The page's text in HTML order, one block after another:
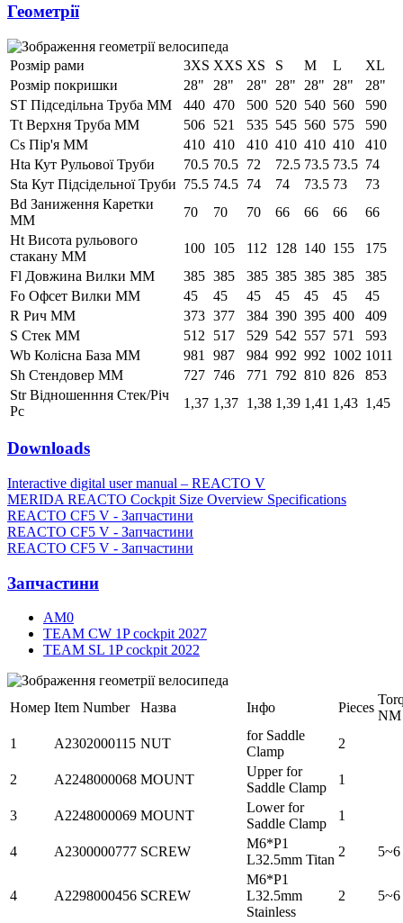
Геометрії
Розмір рами 3XS XXS XS S M L
XL
Розмір покришки
28" 28" 28" 28" 28" 28"
28"
ST Підседільна Труба ММ
440 470 500 520 540 560
590
Tt Верхня Труба ММ
506 521 535 545 560 575
590
Cs Пір'я ММ
410 410 410 410 410 410
410
Hta Кут Рульової Труби
70.5 70.5 72 72.5 73.5 73.5 74
Sta Кут Підсідельної Труби 75.5 74.5 74 74 73.5 73
73
Bd Заниження Каретки
ММ
70 70 70 66 66 66
66
Ht Висота рульового
стакану ММ
100 105 112 128 140 155
175
Fl Довжина Вилки ММ
385 385 385 385 385 385
385
Fo Офсет Вилки ММ
45 45 45 45 45 45
45
R Рич ММ
373 377 384 390 395 400
409
S Стек ММ
512 517 529 542 557 571
593
Wb Колісна База ММ
981 987 984 992 992 1002 1011
Sh Стендовер ММ
727 746 771 792 810 826
853
Str Відношенння Стек/Річ
Pc
1,37 1,37 1,38 1,39 1,41 1,43 1,45
Downloads
Interactive digital user manual – REACTO V
MERIDA REACTO Cockpit Size Overview Specifications
REACTO CF5 V - Запчастини
REACTO CF5 V - Запчастини
REACTO CF5 V - Запчастини
Запчастини
AM0
TEAM CW 1P cockpit 2027
TEAM SL 1P cockpit 2022
Номер Item Number Назва Інфо Pieces
NM
1
A2302000115 NUT
for Saddle
Clamp
2
2 A2248000068 MOUNT
Upper for
Saddle Clamp
1
3 A2248000069 MOUNT
Lower for
Saddle Clamp
1
4 A2300000777 SCREW
M6*P1
L32.5mm Titan
2 5~6
4 A2298000456 SCREW
M6*P1
L32.5mm
Stainless
2 5~6